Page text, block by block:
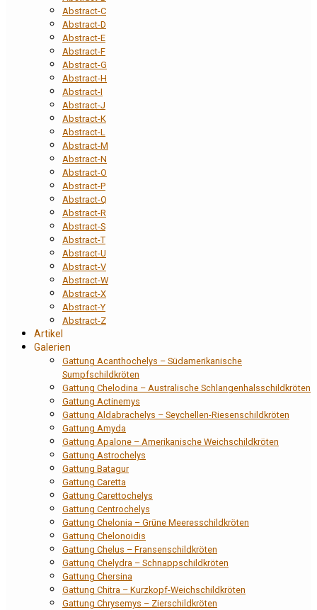
Abstract-C
Abstract-D
Abstract-E
Abstract-F
Abstract-G
Abstract-H
Abstract-I
Abstract-J
Abstract-K
Abstract-L
Abstract-M
Abstract-N
Abstract-O
Abstract-P
Abstract-Q
Abstract-R
Abstract-S
Abstract-T
Abstract-U
Abstract-V
Abstract-W
Abstract-X
Abstract-Y
Abstract-Z
Artikel
Galerien
Gattung Acanthochelys – Südamerikanische
Sumpfschildkröten
Gattung Chelodina – Australische Schlangenhalsschildkröten
Gattung Actinemys
Gattung Aldabrachelys – Seychellen-Riesenschildkröten
Gattung Amyda
Gattung Apalone – Amerikanische Weichschildkröten
Gattung Astrochelys
Gattung Batagur
Gattung Caretta
Gattung Carettochelys
Gattung Centrochelys
Gattung Chelonia – Grüne Meeresschildkröten
Gattung Chelonoidis
Gattung Chelus – Fransenschildkröten
Gattung Chelydra – Schnappschildkröten
Gattung Chersina
Gattung Chitra – Kurzkopf-Weichschildkröten
Gattung Chrysemys – Zierschildkröten